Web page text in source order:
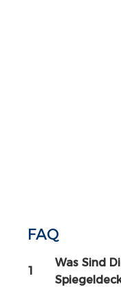
FAQ
1
Was Sind